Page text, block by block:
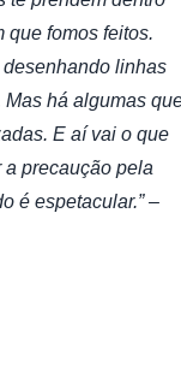
que fomos feitos.
linhas
há algumas
E aí vai o que
precaução pela
é espetacular.” –